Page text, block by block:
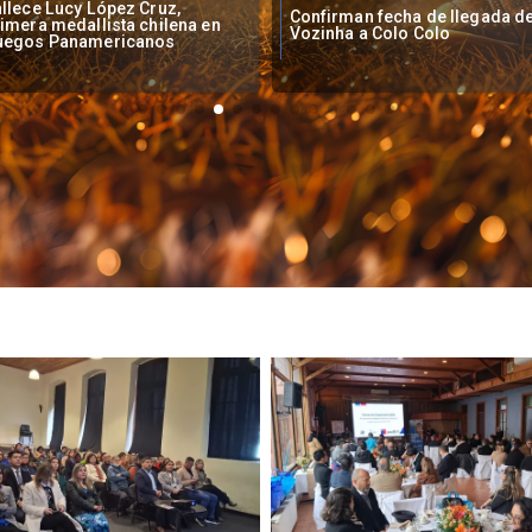
fecha de llegada de
a Colo Colo
Inauguración Juegos
Centroamericanos y del
Horario y Canal